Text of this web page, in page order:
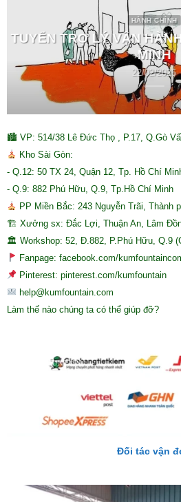
HÀNH CHÍNH
TUYỂN TRỢ LÝ VẬN
MINH
22/02/2026
🏙 VP: 514/38 Lê Đức Thọ , P.17, Q.Gò
Kho Sài Gòn:
- Q.12: 50 TX 24, Quận 12, Tp. Hồ Chí
- Q.9: 882 Phú Hữu, Q.9, Tp.Hồ Chí Minh
PP Miền Bắc: 243 Nguyễn Trãi, Thành
🏗 Xưởng sx: Đắc Lợi, Thuận An, Lâm
🏛 Workshop: 52, Đ.882, P.Phú Hữu, Q.9
Fanpage: facebook.com/
Pinterest: pinterest.com/kumfountain
help@kumfountain.com
Làm thế nào chúng ta có thể giúp đỡ?
Đối tác vận